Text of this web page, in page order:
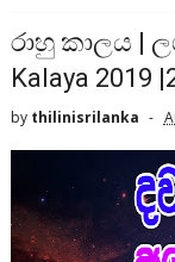
රාහු කාලය |
Kalaya 2019
by thilinisrilanka